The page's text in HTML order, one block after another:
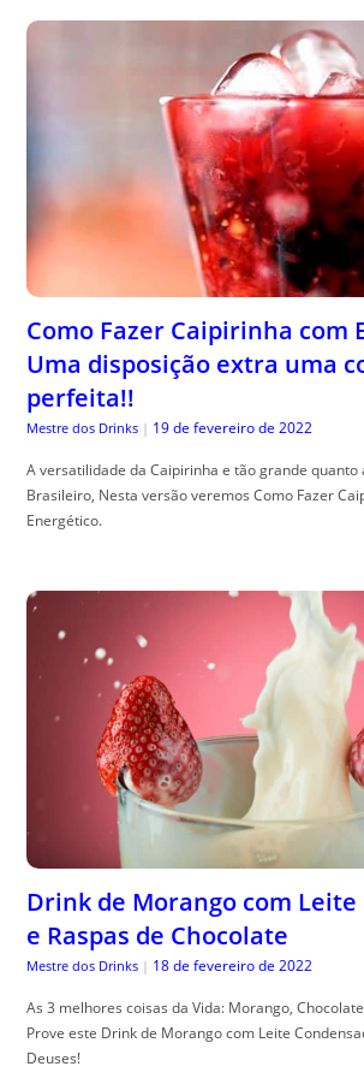
Como Fazer Caipirinha com
Uma disposição extra uma
perfeita!!
Mestre dos Drinks | 19 de fevereiro de 2022
A versatilidade da Caipirinha e tão grande quanto
Brasileiro, Nesta versão veremos Como Fazer
Energético.
Drink de Morango com Leite
e Raspas de Chocolate
Mestre dos Drinks | 18 de fevereiro de 2022
As 3 melhores coisas da Vida: Morango,
Prove este Drink de Morango com Leite
Deuses!